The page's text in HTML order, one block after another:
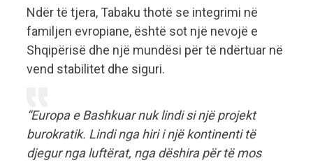
Ndër të tjera, Tabaku thotë se integrimi në
familjen evropiane, është sot një nevojë e
Shqipërisë dhe një mundësi për të ndërtuar në
vend stabilitet dhe siguri.
“Europa e Bashkuar nuk lindi si një projekt
burokratik. Lindi nga hiri i një kontinenti të
djegur nga luftërat, nga dëshira për të mos